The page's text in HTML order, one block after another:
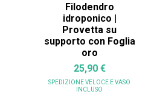
Filodendro
idroponico |
Provetta su
supporto con Foglia
oro
25,90 €
SPEDIZIONE VELOCE E VASO
INCLUSO